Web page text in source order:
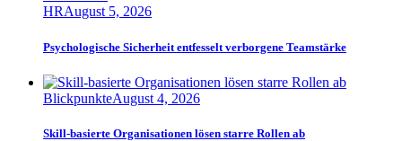
HRAugust 5, 2026
Psychologische Sicherheit entfesselt verborgene Teamstärke
BlickpunkteAugust 4, 2026
Skill-basierte Organisationen lösen starre Rollen ab